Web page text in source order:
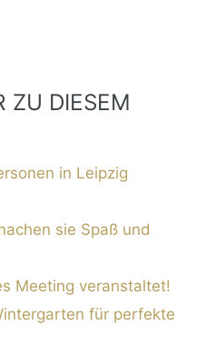
ZU DIESEM
in Leipzig
sie Spaß und
Meeting veranstaltet!
für perfekte